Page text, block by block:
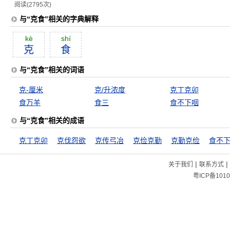
阅读(2795次)
与“克食”相关的字典解释
kè
克
shí
食
与“克食”相关的词语
克-厘米 克/升浓度
克丁克卯
食万羊
食三 食不下咽
与“克食”相关的成语
克丁克卯 克伐怨欲 克传弓冶 克俭克勤 克勤克俭 食不
关于我们 | 联系方式|
粤ICP备